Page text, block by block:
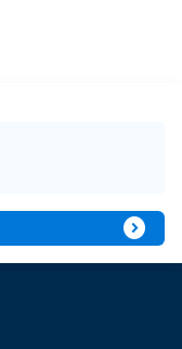
expand_circle_right